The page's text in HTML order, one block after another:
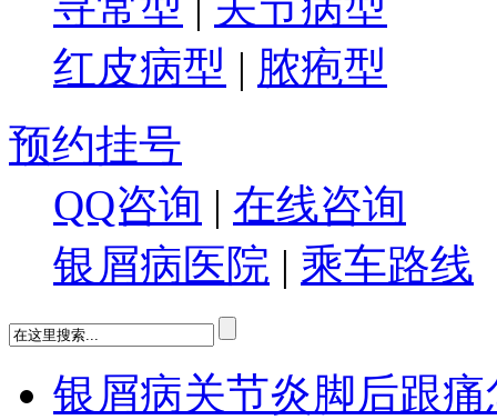
红皮病型 | 脓疱型
预约挂号
QQ咨询 | 在线咨询
银屑病医院 | 乘车路线
银屑病关节炎脚后跟痛